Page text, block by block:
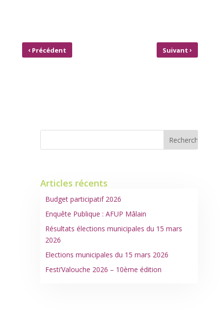
‹Précédent Suivant›
Articles récents
Budget participatif 2026
Enquête Publique : AFUP Mâlain
Résultats élections municipales du 15 mars
2026
Elections municipales du 15 mars 2026
Festi’Valouche 2026 – 10ème édition